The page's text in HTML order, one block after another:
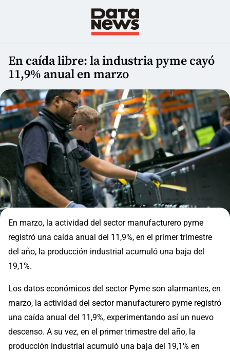
En caída libre: la industria pyme cayó
11,9% anual en marzo
En marzo, la actividad del sector manufacturero pyme
registró una caída anual del 11,9%, en el primer trimestre
del año, la producción industrial acumuló una baja del
19,1%.
Los datos económicos del sector Pyme son alarmantes, en
marzo, la actividad del sector manufacturero pyme registró
una caída anual del 11,9%, experimentando así un nuevo
descenso. A su vez, en el primer trimestre del año, la
producción industrial acumuló una baja del 19,1% en